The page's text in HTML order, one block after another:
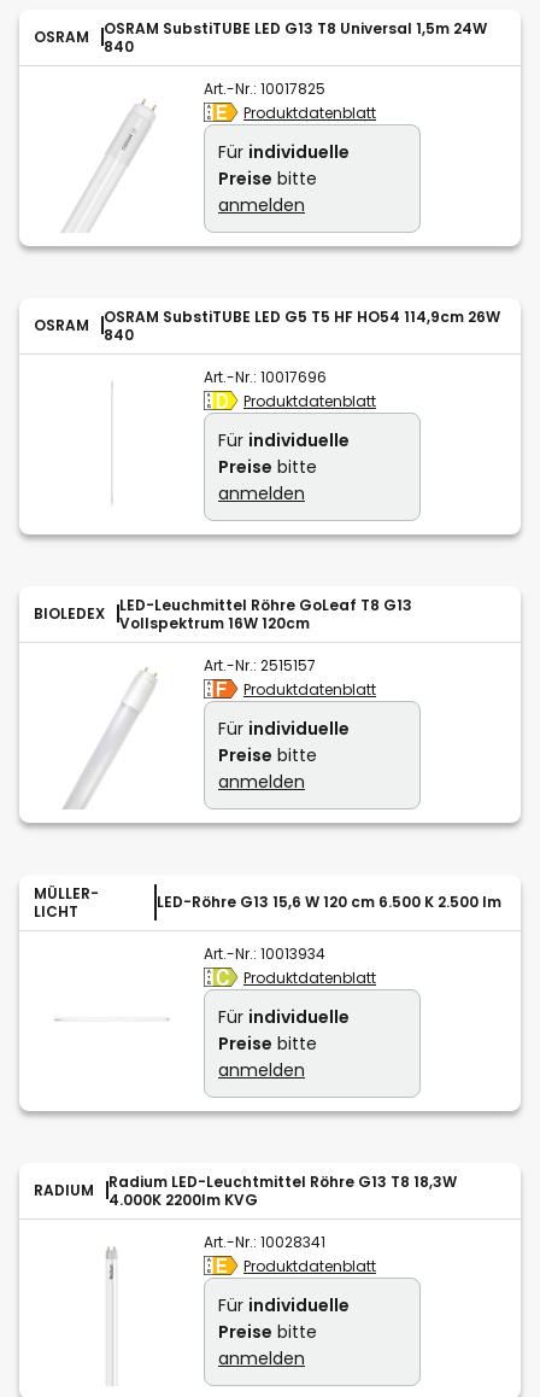
OSRAM
OSRAM SubstiTUBE LED G13 T8 Universal 1,5m 24W
840
Art.-Nr.: 10017825
Produktdatenblatt
Für individuelle
Preise bitte
anmelden
OSRAM
OSRAM SubstiTUBE LED G5 T5 HF HO54 114,9cm 26W
840
Art.-Nr.: 10017696
Produktdatenblatt
Für individuelle
Preise bitte
anmelden
BIOLEDEX
LED-Leuchmittel Röhre GoLeaf T8 G13
Vollspektrum 16W 120cm
Art.-Nr.: 2515157
Produktdatenblatt
Für individuelle
Preise bitte
anmelden
MÜLLER-
LICHT
LED-Röhre G13 15,6 W 120 cm 6.500 K 2.500 lm
Art.-Nr.: 10013934
Produktdatenblatt
Für individuelle
Preise bitte
anmelden
RADIUM
Radium LED-Leuchtmittel Röhre G13 T8 18,3W
4.000K 2200lm KVG
Art.-Nr.: 10028341
Produktdatenblatt
Für individuelle
Preise bitte
anmelden